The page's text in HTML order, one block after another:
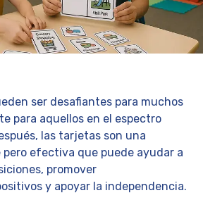
ser desafiantes para muchos
para aquellos en el espectro
las tarjetas son una
pero efectiva que puede ayudar a
promover
y apoyar la independencia.